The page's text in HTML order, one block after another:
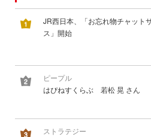
JR西日本、「お忘れ物チャット
ス」開始
ピープル
はぴねすくらぶ 若松 晃 さん
ストラテジー